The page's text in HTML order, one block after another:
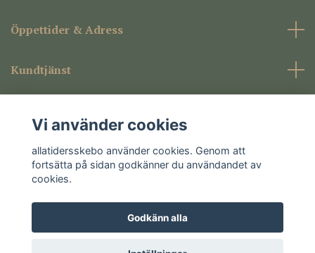
Öppettider & Adress
Kundtjänst
Sociala medier
© 2026 allatidersskebo
Vi använder cookies
allatidersskebo använder cookies. Genom att
fortsätta på sidan godkänner du användandet av
cookies.
Godkänn alla